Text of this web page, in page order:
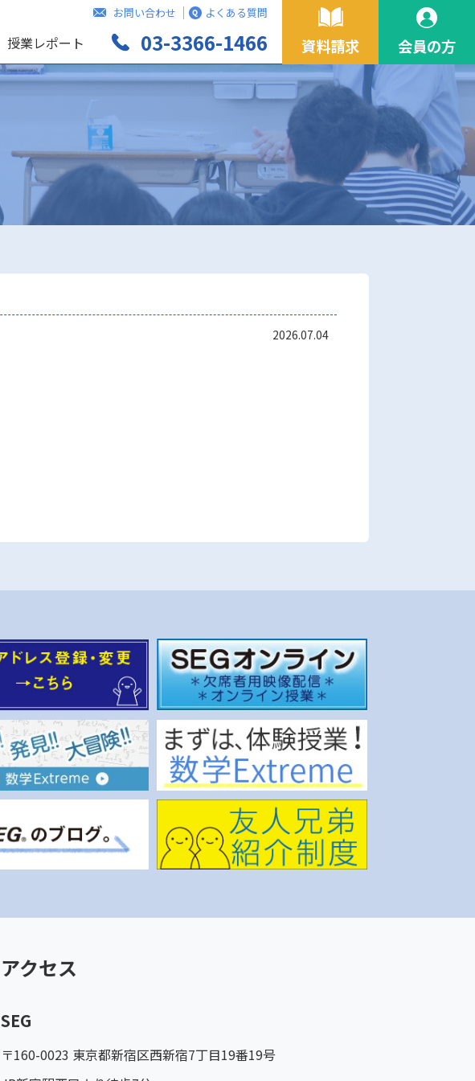
授業レポート
お問い合わせ よくある質問
03-3366-1466 資料請求 会員の方
2026.07.04
アクセス
SEG
〒160-0023 東京都新宿区西新宿7丁目19番19号